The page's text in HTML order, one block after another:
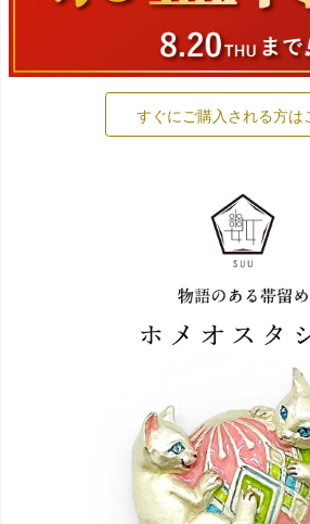
すぐにご購入される方は